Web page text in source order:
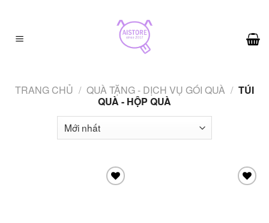
content
TRANG CHỦ / QUÀ TẶNG - DỊCH VỤ GÓI QUÀ / TÚI
QUÀ - HỘP QUÀ